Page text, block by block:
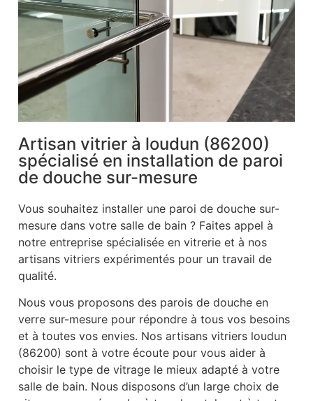
Artisan vitrier à loudun (86200)
spécialisé en installation de paroi
de douche sur-mesure
Vous souhaitez installer une paroi de douche sur-
mesure dans votre salle de bain ? Faites appel à
notre entreprise spécialisée en vitrerie et à nos
artisans vitriers expérimentés pour un travail de
qualité.
Nous vous proposons des parois de douche en
verre sur-mesure pour répondre à tous vos besoins
et à toutes vos envies. Nos artisans vitriers loudun
(86200) sont à votre écoute pour vous aider à
choisir le type de vitrage le mieux adapté à votre
salle de bain. Nous disposons d’un large choix de